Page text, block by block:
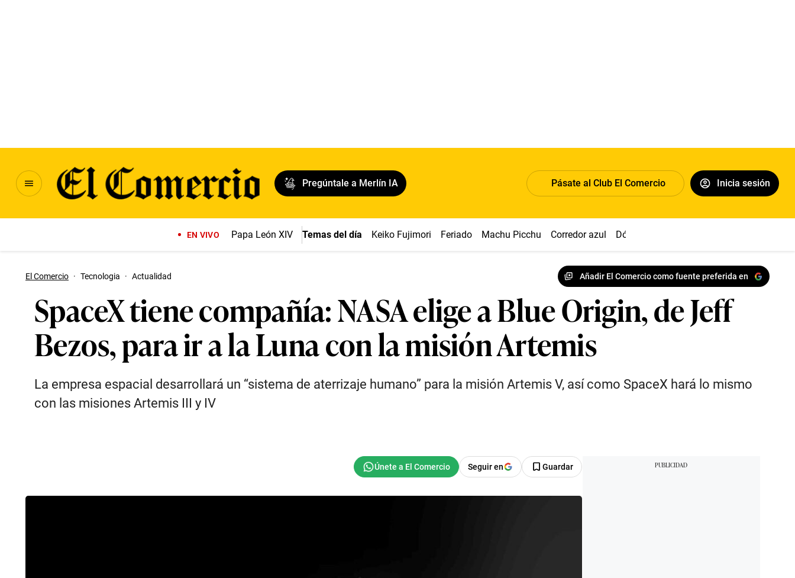
Pregúntale a Merlín IA Pásate al Club El Comercio Inicia sesión
EN VIVO Papa León XIV Temas del día Keiko Fujimori Feriado Machu Picchu Corredor azul Dólar
El Comercio · Tecnologia · Actualidad Añadir El Comercio como fuente preferida en
SpaceX tiene compañía: NASA elige a Blue Origin, de Jeff
Bezos, para ir a la Luna con la misión Artemis
La empresa espacial desarrollará un “sistema de aterrizaje humano” para la misión Artemis V, así como SpaceX hará lo mismo
con las misiones Artemis III y IV
Seguir en Guardar